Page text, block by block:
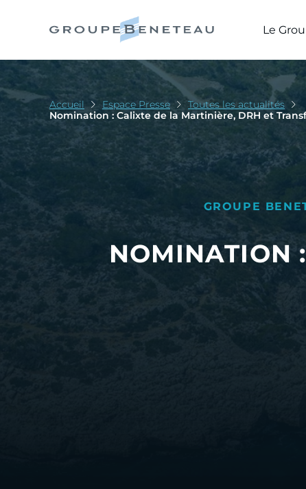
Le
Accueil Espace Presse
Toutes les actualités
Nomination : Calixte de la Martinière, DRH et
GROUPE
NOMINATION